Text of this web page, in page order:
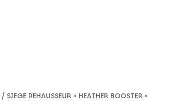
/ SIEGE REHAUSSEUR « HEATHER BOOSTER »